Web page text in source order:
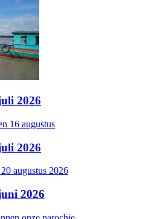
2026
16 augustus
2026
augustus 2026
2026